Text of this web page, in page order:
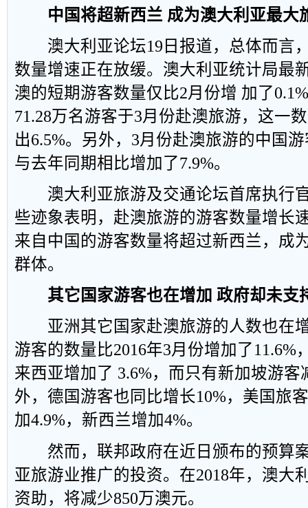
中国将超新西兰 成为澳大利亚最大
澳大利亚论坛19日报道，总体而言
数量增速正在放缓。澳大利亚统计局最
澳的短期游客数量仅比2月份增 加了
71.28万名游客于3月份赴澳旅游，这一
出6.5%。另外，3月份赴澳旅游的中国
与去年同期相比增加了7.9%。
澳大利亚旅游及交通论坛首席执行
些迹象表明，赴澳旅游的游客数量增长
来自中国的游客数量将超过新西兰，成
群体。
其它国家游客也在增加 政府却未支
亚洲其它国家赴澳旅游的人数也在
游客的数量比2016年3月份增加了11.6%
来西亚增加了 3.6%，而只有新加坡游客
外，德国游客也同比增长10%，美国旅
加4.9%，新西兰增加4%。
然而，联邦政府在近日颁布的预算
亚旅游业推广的投资。在2018年，澳大
资助，将减少850万澳元。